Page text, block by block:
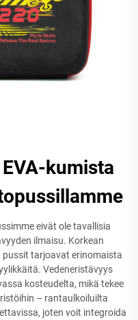
kumista
eivät ole tavallisia
ilmaisu. Korkean
tarjoavat erinomaista
Vedeneristävyys
kosteudelta, mikä tekee
– rantaulkoiluilta
joten voit integroida